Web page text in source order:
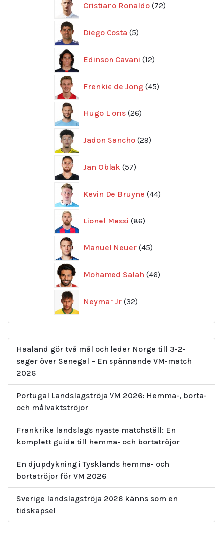
Cristiano Ronaldo 72
produkter
Diego Costa 5
produkter
Edinson Cavani 12
produkter
Frenkie de Jong 45
produkter
Hugo Lloris 26
produkter
Jadon Sancho 29
produkter
Jan Oblak 57
produkter
Kevin De Bruyne 44
produkter
Lionel Messi 86
produkter
Manuel Neuer 45
produkter
Mohamed Salah 46
produkter
Neymar Jr 32
produkter
Haaland gör två mål och leder Norge till 3-2-
seger över Senegal – En spännande VM-match
2026
Portugal Landslagströja VM 2026: Hemma-, borta-
och målvaktströjor
Frankrike landslags nyaste matchställ: En
komplett guide till hemma- och bortatröjor
En djupdykning i Tysklands hemma- och
bortatröjor för VM 2026
Sverige landslagströja 2026 känns som en
tidskapsel